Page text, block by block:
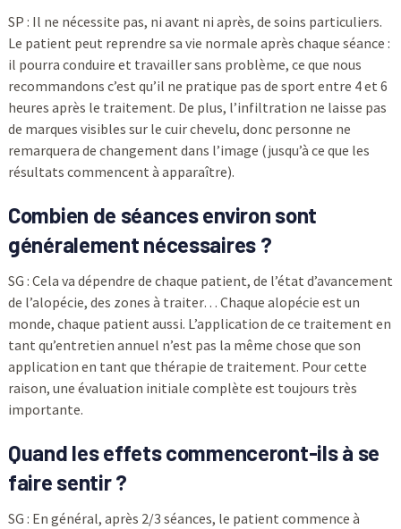
SP : Il ne nécessite pas, ni avant ni après, de soins particuliers.
Le patient peut reprendre sa vie normale après chaque séance :
il pourra conduire et travailler sans problème, ce que nous
recommandons c’est qu’il ne pratique pas de sport entre 4 et 6
heures après le traitement. De plus, l’infiltration ne laisse pas
de marques visibles sur le cuir chevelu, donc personne ne
remarquera de changement dans l’image (jusqu’à ce que les
résultats commencent à apparaître).
Combien de séances environ sont
généralement nécessaires ?
SG : Cela va dépendre de chaque patient, de l’état d’avancement
de l’alopécie, des zones à traiter… Chaque alopécie est un
monde, chaque patient aussi. L’application de ce traitement en
tant qu’entretien annuel n’est pas la même chose que son
application en tant que thérapie de traitement. Pour cette
raison, une évaluation initiale complète est toujours très
importante.
Quand les effets commenceront-ils à se
faire sentir ?
SG : En général, après 2/3 séances, le patient commence à